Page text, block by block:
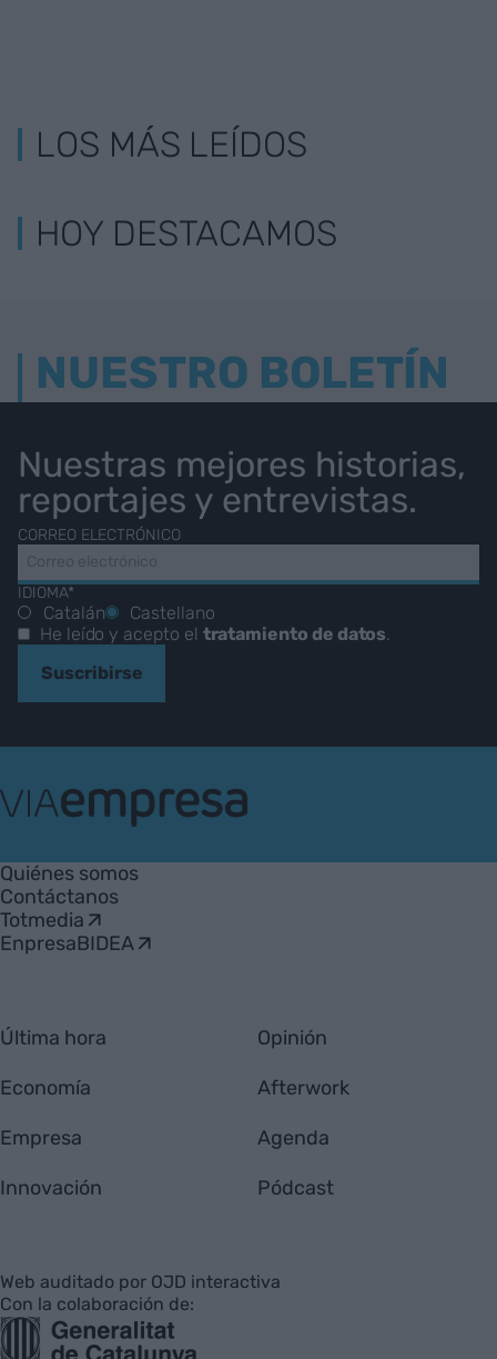
LOS MÁS LEÍDOS
HOY DESTACAMOS
NUESTRO BOLETÍN
Nuestras mejores historias,
reportajes y entrevistas.
CORREO ELECTRÓNICO
IDIOMA*
Catalán
Castellano
He leído y acepto el tratamiento de datos
Suscribirse
Empresa
Quiénes somos
Contáctanos
Totmedia
EnpresaBIDEA
Última hora
Economía
Empresa
Innovación
Opinión
Afterwork
Agenda
Pódcast
Web auditado por OJD interactiva
Con la colaboración de: